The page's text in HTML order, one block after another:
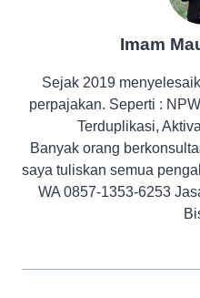
Imam
Sejak 2019
perpajakan. Seperti :
Terduplikasi,
Banyak orang
saya tuliskan semua
WA 0857-1353-6253